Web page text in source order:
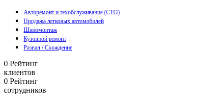
Авторемонт и техобслуживание (СТО)
Продажа легковых автомобилей
Шиномонтаж
Кузовной ремонт
Развал / Схождение
0 Рейтинг
клиентов
0 Рейтинг
сотрудников